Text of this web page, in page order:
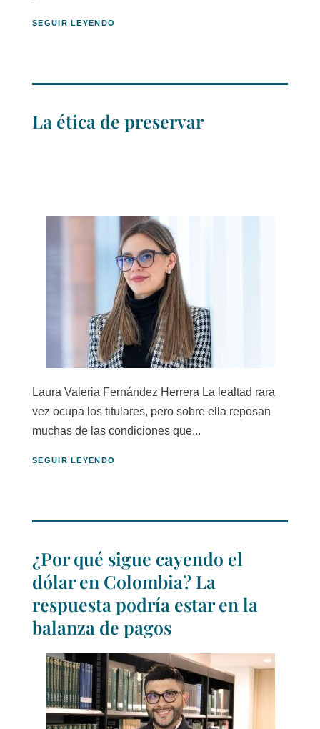
SEGUIR LEYENDO
La ética de preservar
Laura Valeria Fernández Herrera La lealtad rara
vez ocupa los titulares, pero sobre ella reposan
muchas de las condiciones que...
SEGUIR LEYENDO
¿Por qué sigue cayendo el
dólar en Colombia? La
respuesta podría estar en la
balanza de pagos